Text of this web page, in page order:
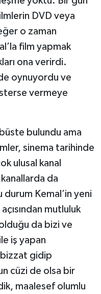
DVD veya
o zaman
film yapmak
ona verirdi.
oynuyordu ve
vermeye
bulundu ama
sinema tarihinde
ulusal kanal
da
Kemal’in yeni
mutluluk
da bizi ve
iş yapan
bizzat gidip
cüzi de olsa bir
maalesef olumlu